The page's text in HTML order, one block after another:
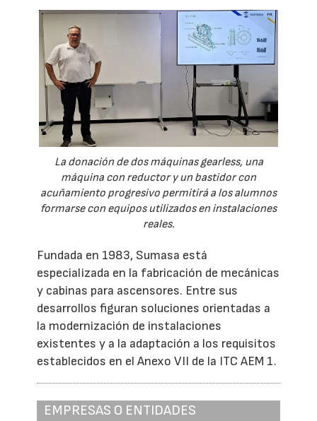
La donación de dos máquinas gearless, una
máquina con reductor y un bastidor con
acuñamiento progresivo permitirá a los alumnos
formarse con equipos utilizados en instalaciones
reales.
Fundada en 1983, Sumasa está
especializada en la fabricación de mecánicas
y cabinas para ascensores. Entre sus
desarrollos figuran soluciones orientadas a
la modernización de instalaciones
existentes y a la adaptación a los requisitos
establecidos en el Anexo VII de la ITC AEM 1.
EMPRESAS O ENTIDADES